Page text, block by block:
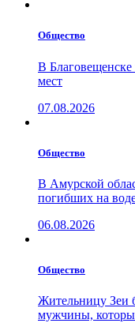
Общество
В
мест
07.08.2026
Общество
В Амурской
погибших на
06.08.2026
Общество
Жительницу Зеи
мужчины,